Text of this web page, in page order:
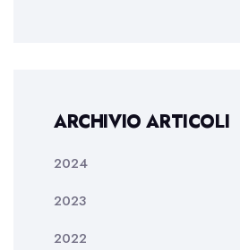
ARCHIVIO ARTICOLI
2024
2023
2022